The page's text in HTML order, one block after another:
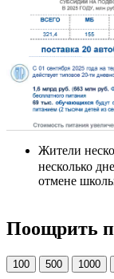
Жители
несколько
отмене
Поощрить
100 500 1000